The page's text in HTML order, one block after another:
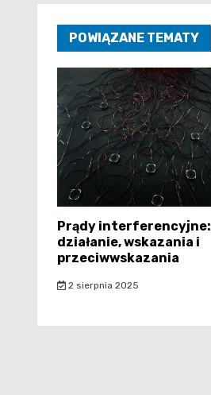
POWIĄZANE TEMATY
Prądy interferencyjne:
działanie, wskazania i
przeciwwskazania
2 sierpnia 2025